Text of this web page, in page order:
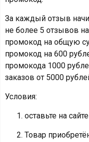
За каждый отзыв
не более 5 отзывов
промокод на общую
промокод на 600
промокода 1000
заказов от 5000
Условия:
оставьте на
Товар